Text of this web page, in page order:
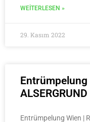
WEITERLESEN »
29. Kasım 2022
Entrümpelung
ALSERGRUND
Entrümpelung Wien |